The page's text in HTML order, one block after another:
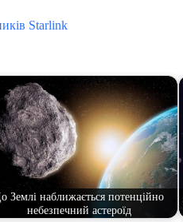
Starlink
Землі наближається потенційно
небезпечний астероїд